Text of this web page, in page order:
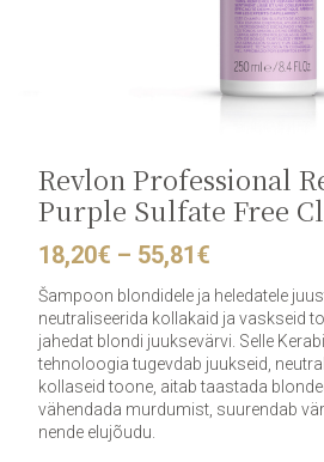
Revlon Professional
Purple Sulfate Free
18,20€ – 55,81€Price
18,20€
through
55,81€
Šampoon blondidele ja heledatele
neutraliseerida kollakaid ja vaskseid
jahedat blondi juuksevärvi. Selle
tehnoloogia tugevdab juukseid,
kollaseid toone, aitab taastada
vähendada murdumist, suurendab
nende elujõudu.